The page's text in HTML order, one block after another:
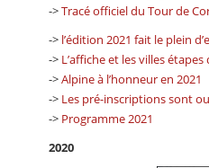
->Tracé officiel du Tour de
-> l’édition 2021 fait le plein
-> L’affiche et les villes étapes
->Alpine à l’honneur en 2021
-> Les pré-inscriptions sont
-> Programme 2021
2020